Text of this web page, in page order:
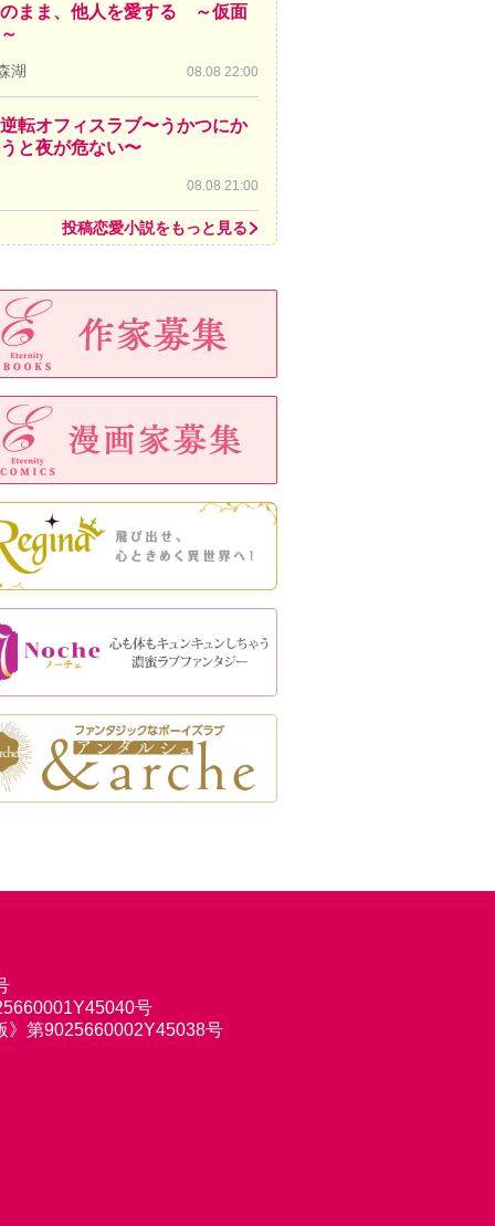
まま、他人を愛する ～仮面
湖 08.08 22:00
転オフィスラブ〜うかつにか
と夜が危ない〜
08.08 21:00
投稿恋愛小説をもっと見る
号
第9025660002Y45038号